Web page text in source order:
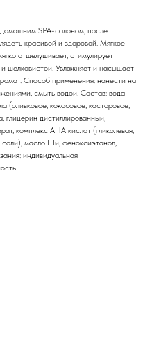
SPA-салоном, после
красивой и здоровой. Мягкое
отшелушивает, стимулирует
шелковистой. Увлажняет и насыщает
Способ применения: нанести на
смыть водой. Состав: вода
(оливковое, кокосовое, касторовое,
глицерин дистиллированный,
комплекс АНА кислот (гликолевая,
соли), масло Ши, феноксиэтанол,
индивидуальная